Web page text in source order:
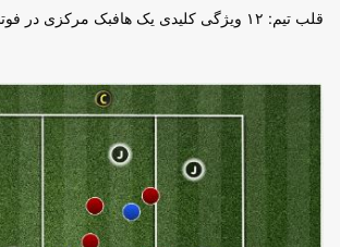
قلب تیم: ۱۲ ویژگی کلیدی یک هافبک مرکزی در فوتبال